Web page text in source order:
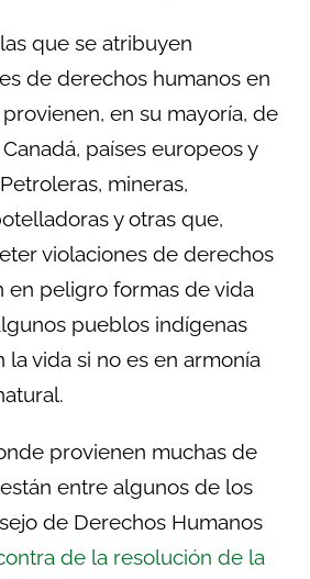
que se atribuyen
de derechos humanos en
en su mayoría, de
países europeos y
mineras,
y otras que,
violaciones de derechos
en peligro formas de vida
pueblos indígenas
vida si no es en armonía
provienen muchas de
entre algunos de los
de Derechos Humanos
de la resolución de la